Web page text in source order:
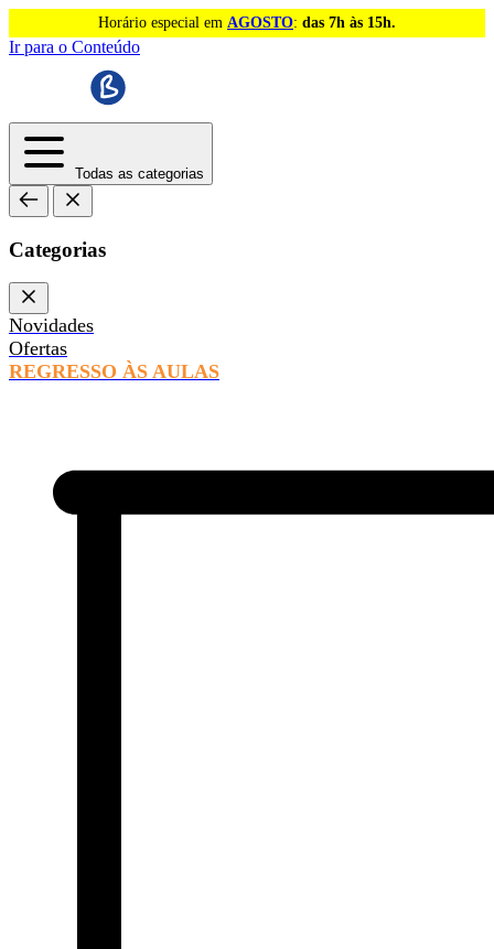
Horário especial em AGOSTO: das 7h às 15h.
Ir para o Conteúdo
Todas as categorias
Categorias
Novidades
Ofertas
REGRESSO ÀS AULAS